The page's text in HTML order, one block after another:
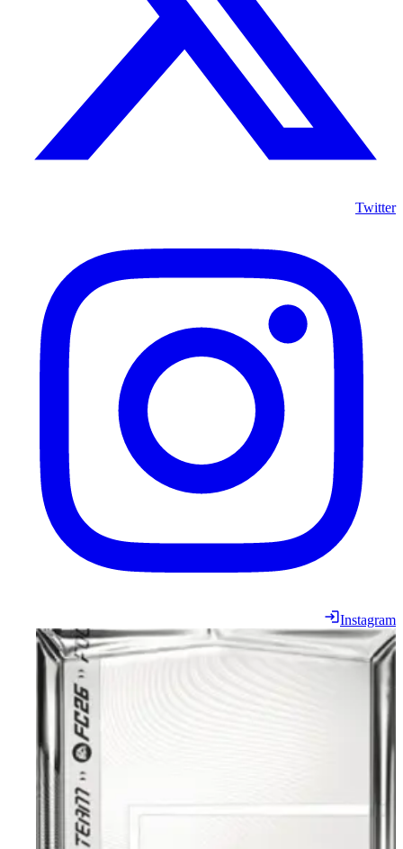
Twitter
Instagram